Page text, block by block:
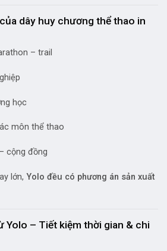
dây huy chương thể thao in
– trail
học
môn thể thao
cộng đồng
lớn, Yolo đều có phương án sản xuất
Yolo – Tiết kiệm thời gian & chi